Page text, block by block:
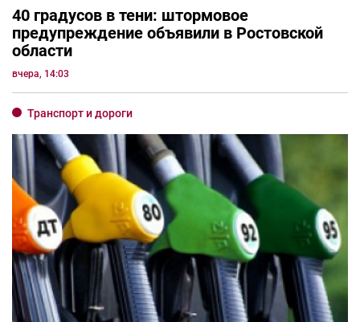
40 градусов в тени: штормовое
предупреждение объявили в Ростовской
области
вчера, 14:03
Транспорт и дороги